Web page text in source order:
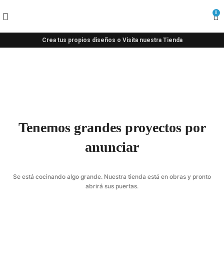
0
Crea tus propios diseños o Visita nuestra Tienda
Tenemos grandes proyectos por
anunciar
Se está cocinando algo grande. Nuestra tienda está en obras y pronto
abrirá sus puertas.